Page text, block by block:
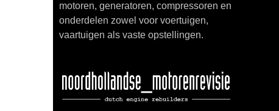
motoren, generatoren, compressoren en
onderdelen zowel voor voertuigen,
vaartuigen als vaste opstellingen.